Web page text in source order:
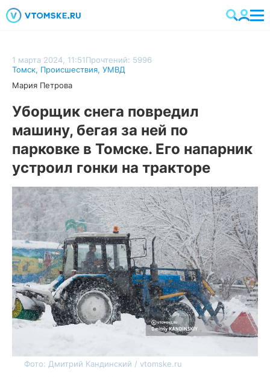
1 марта 2024, 11:51Прочтений: 5996
Томск, Происшествия, УМВД
Мария Петрова
Уборщик снега повредил
машину, бегая за ней по
парковке в Томске. Его напарник
устроил гонки на тракторе
Фото: Дмитрий Кандинский / vtomske.ru